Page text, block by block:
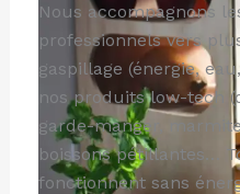
Nous accompagnons
professionnels vers
gaspillage (énergie,
nos produits low-tech
garde-manger,
boissons pétillantes…
fonctionnent sans